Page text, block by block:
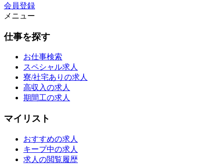
会員登録
メニュー
仕事を探す
お仕事検索
スペシャル求人
寮/社宅ありの求人
高収入の求人
期間工の求人
マイリスト
おすすめの求人
キープ中の求人
求人の閲覧履歴